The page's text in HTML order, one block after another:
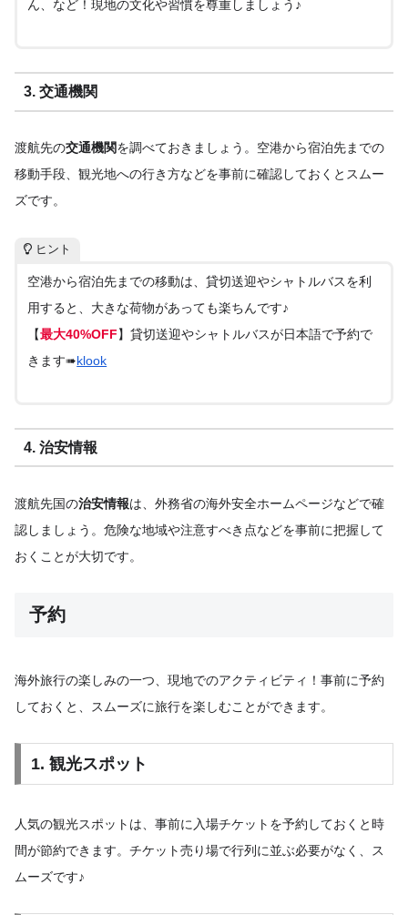
ん、など！現地の文化や習慣を尊重しましょう♪
3. 交通機関
渡航先の交通機関を調べておきましょう。空港から宿泊先までの
移動手段、観光地への行き方などを事前に確認しておくとスムー
ズです。
ヒント
空港から宿泊先までの移動は、貸切送迎やシャトルバスを利
用すると、大きな荷物があっても楽ちんです♪
【最大40%OFF】貸切送迎やシャトルバスが日本語で予約で
きます➠klook
4. 治安情報
渡航先国の治安情報は、外務省の海外安全ホームページなどで確
認しましょう。危険な地域や注意すべき点などを事前に把握して
おくことが大切です。
予約
海外旅行の楽しみの一つ、現地でのアクティビティ！事前に予約
しておくと、スムーズに旅行を楽しむことができます。
1. 観光スポット
人気の観光スポットは、事前に入場チケットを予約しておくと時
間が節約できます。チケット売り場で行列に並ぶ必要がなく、ス
ムーズです♪